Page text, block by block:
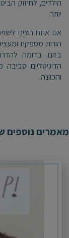
הילדים, לחיזוק
יותר.
אם אתם רוצים
הורות מספקת
בזום. בדומה
הדיגיטליים
והכוונה.
מאמרים נוספים